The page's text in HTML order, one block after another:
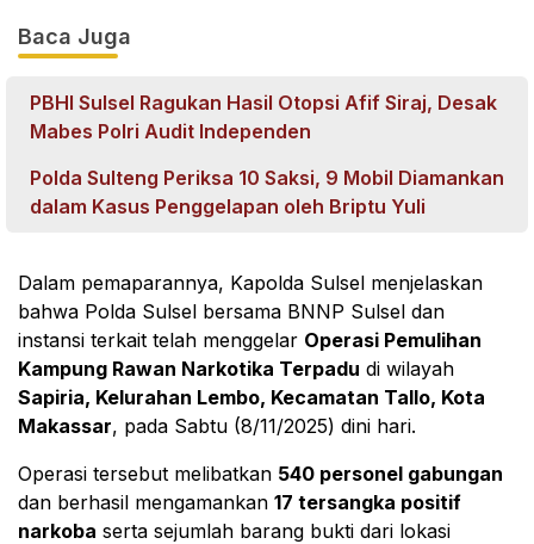
Baca Juga
PBHI Sulsel Ragukan Hasil Otopsi Afif Siraj, Desak
Mabes Polri Audit Independen
Polda Sulteng Periksa 10 Saksi, 9 Mobil Diamankan
dalam Kasus Penggelapan oleh Briptu Yuli
Dalam pemaparannya, Kapolda Sulsel menjelaskan
bahwa Polda Sulsel bersama BNNP Sulsel dan
instansi terkait telah menggelar Operasi Pemulihan
Kampung Rawan Narkotika Terpadu di wilayah
Sapiria, Kelurahan Lembo, Kecamatan Tallo, Kota
Makassar, pada Sabtu (8/11/2025) dini hari.
Operasi tersebut melibatkan 540 personel gabungan
dan berhasil mengamankan 17 tersangka positif
narkoba serta sejumlah barang bukti dari lokasi